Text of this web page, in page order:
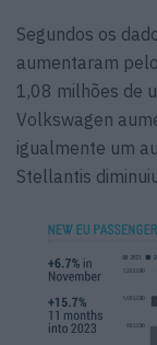
Segundos os
aumentaram
1,08 milhões de
Volkswagen
igualmente um
Stellantis